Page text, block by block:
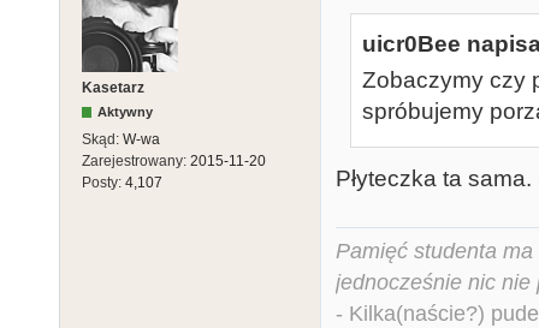
Kasetarz
Aktywny
Skąd: W-wa
Zarejestrowany: 2015-11-20
Posty: 4,107
uicr0Bee
Zobaczymy czy
spróbujemy
Płyteczka ta
Pamięć studenta
jednocześnie nic nie
- Kilka(naście?)